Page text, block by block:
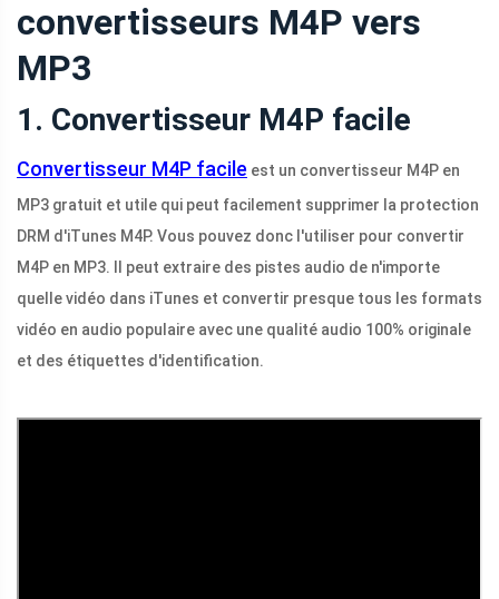
convertisseurs M4P vers
MP3
1. Convertisseur M4P facile
Convertisseur M4P facile est un convertisseur M4P en
MP3 gratuit et utile qui peut facilement supprimer la protection
DRM d'iTunes M4P. Vous pouvez donc l'utiliser pour convertir
M4P en MP3. Il peut extraire des pistes audio de n'importe
quelle vidéo dans iTunes et convertir presque tous les formats
vidéo en audio populaire avec une qualité audio 100% originale
et des étiquettes d'identification.